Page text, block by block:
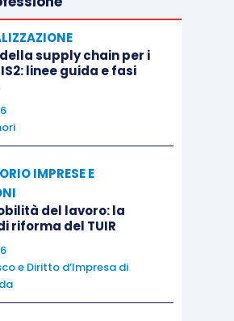
le modalità di imposizone
che potrebbe risultare
qualificazione del reddito come
potrebbe essere quella che
direttamente in capo
l’imputazione agli
,
dell’utile alla
supply chain per i
linee guida e fasi
IMPRESE E
del lavoro: la
riforma del TUIR
e Diritto d’Impresa di